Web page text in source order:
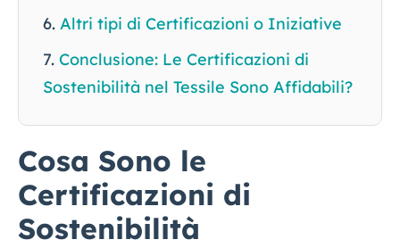
Altri tipi di Certificazioni o Iniziative
Conclusione: Le Certificazioni di
Sostenibilità nel Tessile Sono Affidabili?
Cosa Sono le
Certificazioni di
Sostenibilità